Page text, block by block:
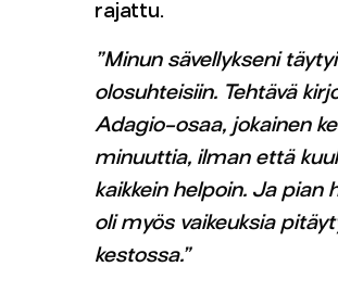
rajattu.
”Minun sävellykseni
olosuhteisiin. Tehtävä
Adagio-osaa, jokainen
minuuttia, ilman että
kaikkein helpoin. Ja pian
oli myös vaikeuksia
kestossa.”